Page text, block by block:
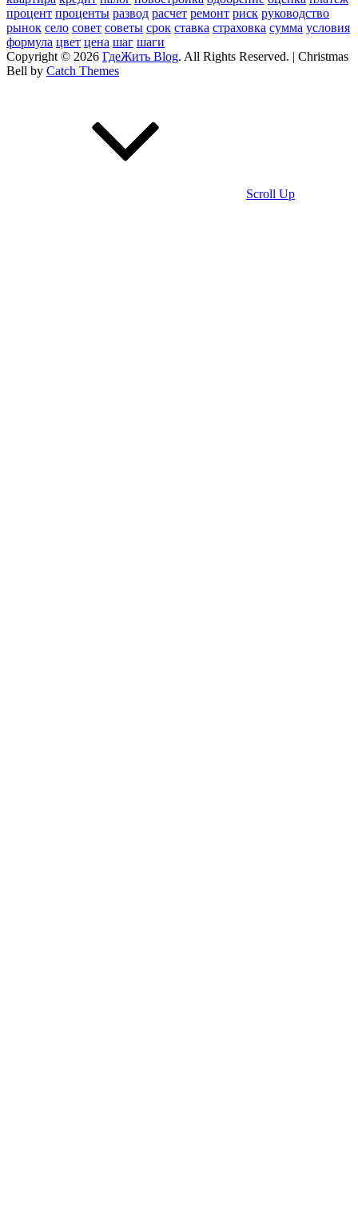
процент проценты развод расчет ремонт риск руководство
рынок село совет советы срок ставка страховка сумма условия
формула цвет цена шаг шаги
Copyright © 2026 ГдеЖить Blog. All Rights Reserved. | Christmas
Bell by Catch Themes
Scroll Up